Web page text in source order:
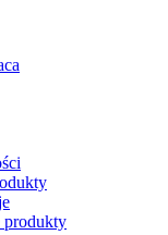
produkty